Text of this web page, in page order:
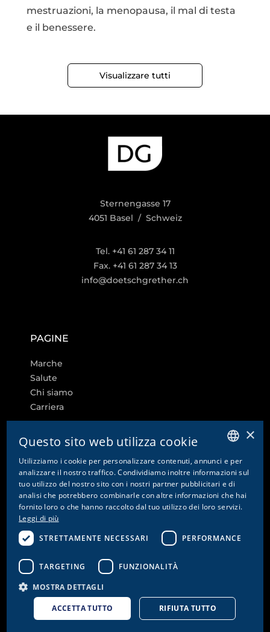
mestruazioni, la menopausa, il mal di testa
e il benessere.
Visualizzare tutti
Sternengasse 17
4051 Basel / Schweiz
Tel. +41 61 287 34 11
Fax. +41 61 287 34 13
info@doetschgrether.ch
PAGINE
Marche
Salute
Chi siamo
Carriera
ALTRI LINK
Impostazioni dei cookie
Contatto
Informativa sulla privacy e disclaimer
Colophon
CGA
GERMAN
ENGLISH
FRENCH
×
Questo sito web utilizza cookie
Utilizziamo i cookie per personalizzare contenuti, annunci e per
analizzare il nostro traffico. Condividiamo inoltre informazioni sul
tuo utilizzo del nostro sito con i nostri partner pubblicitari e di
analisi che potrebbero combinarle con altre informazioni che hai
fornito loro o che hanno raccolto dal tuo utilizzo dei loro servizi.
Leggi di più
STRETTAMENTE NECESSARI
PERFORMANCE
TARGETING FUNZIONALITÀ
MOSTRA DETTAGLI
ACCETTA TUTTO RIFIUTA TUTTO